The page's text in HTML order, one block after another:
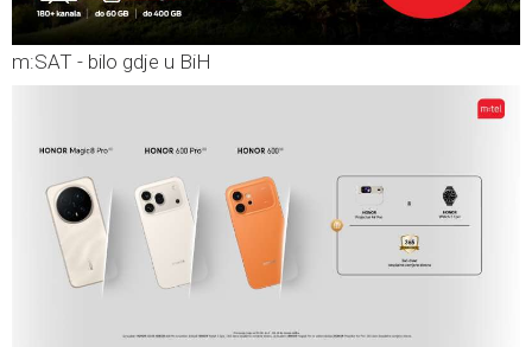
m:SAT - bilo gdje u BiH